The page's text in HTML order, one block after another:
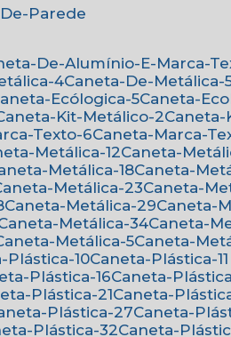
De-Parede
De-Alumínio-E-Marca-
4
Caneta-De-Metálica-
Caneta-Ecólogica-5
Caneta-
Caneta-Kit-Metálico-2
Texto-6
Caneta-Marca-
Metálica-12
Caneta-
Metálica-18
Caneta-
Caneta-Metálica-23
Caneta-
Caneta-Metálica-29
Caneta-
Caneta-Metálica-34
Caneta-
Caneta-Metálica-5
Caneta-
Plástica-10
Caneta-Plástica-11
Plástica-16
Caneta-
Plástica-21
Caneta-
Plástica-27
Caneta-
Plástica-32
Caneta-